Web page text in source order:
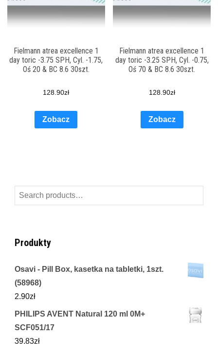
Fielmann atrea excellence 1
day toric -3.75 SPH, Cyl. -1.75,
Oś 20 & BC 8.6 30szt.
128.90zł
Zobacz
Fielmann atrea excellence 1
day toric -3.25 SPH, Cyl. -0.75,
Oś 70 & BC 8.6 30szt.
128.90zł
Zobacz
Search
for:
Produkty
Osavi - Pill Box, kasetka na tabletki, 1szt.
(58968)
2.90zł
PHILIPS AVENT Natural 120 ml 0M+
SCF051/17
39.83zł